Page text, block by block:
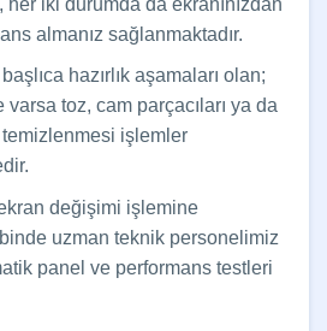
almanız sağlanmaktadır.
hazırlık aşamaları olan;
varsa toz, cam parçacıları ya da
işlemler
değişimi işlemine
uzman teknik personelimiz
panel ve performans testleri